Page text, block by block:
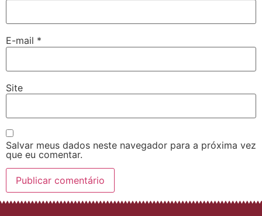
E-mail *
Site
Salvar meus dados neste navegador para a próxima vez
que eu comentar.